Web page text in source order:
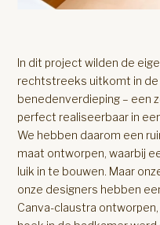
In dit project wilden de
rechtstreeks uitkomt in de
benedenverdieping – een
perfect realiseerbaar in
We hebben daarom een
maat ontworpen, waarbij
luik in te bouwen. Maar
onze designers hebben
Canva-claustra